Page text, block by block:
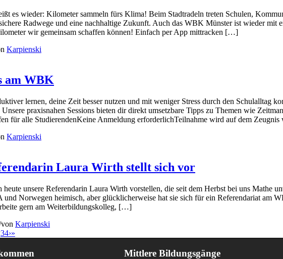
es wieder: Kilometer sammeln fürs Klima! Beim Stadtradeln treten Schulen,
Radwege und eine nachhaltige Zukunft. Auch das WBK Münster ist wieder mit
wir gemeinsam schaffen können! Einfach per App mittracken […]
Karpienski
am WBK
lernen, deine Zeit besser nutzen und mit weniger Stress durch den Schulalltag
praxisnahen Sessions bieten dir direkt umsetzbare Tipps zu Themen wie
für alle StudierendenKeine Anmeldung erforderlichTeilnahme wird auf dem
Karpienski
Laura Wirth stellt sich vor
heute unsere Referendarin Laura Wirth vorstellen, die seit dem Herbst bei uns Mathe
und Norwegen heimisch, aber glücklicherweise hat sie sich für ein Referendariat am
gern am Weiterbildungskolleg, […]
von Karpienski
34›»
Mittlere Bildungsgänge